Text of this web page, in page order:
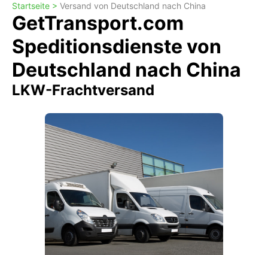
Startseite > Versand von Deutschland nach China
GetTransport.com
Speditionsdienste von
Deutschland nach China
LKW-Frachtversand